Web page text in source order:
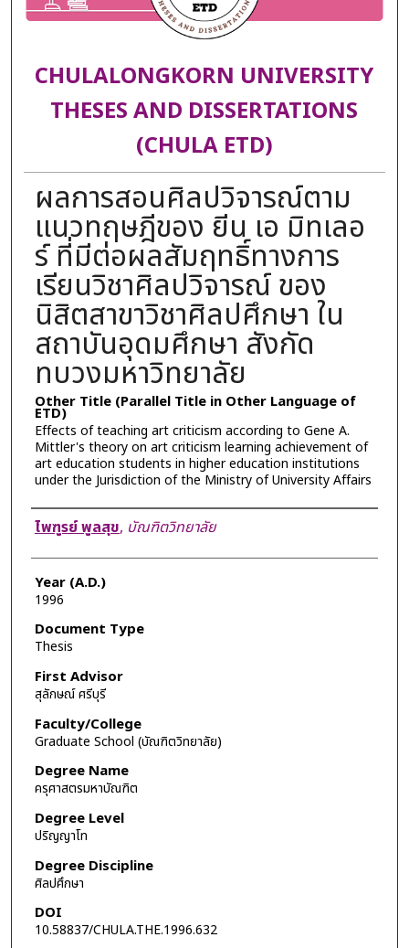
CHULALONGKORN UNIVERSITY
THESES AND DISSERTATIONS
(CHULA ETD)
ผลการสอนศิลปวิจารณ์ตาม
แนวทฤษฎีของ ยีน เอ มิทเลอ
ร์ ที่มีต่อผลสัมฤทธิ์ทางการ
เรียนวิชาศิลปวิจารณ์ ของ
นิสิตสาขาวิชาศิลปศึกษา ใน
สถาบันอุดมศึกษา สังกัด
ทบวงมหาวิทยาลัย
Other Title (Parallel Title in Other Language of
ETD)
Effects of teaching art criticism according to Gene A.
Mittler's theory on art criticism learning achievement of
art education students in higher education institutions
under the Jurisdiction of the Ministry of University Affairs
Author
ไพฑูรย์ พูลสุข, บัณฑิตวิทยาลัย
Year (A.D.)
1996
Document Type
Thesis
First Advisor
สุลักษณ์ ศรีบุรี
Faculty/College
Graduate School (บัณฑิตวิทยาลัย)
Degree Name
ครุศาสตรมหาบัณฑิต
Degree Level
ปริญญาโท
Degree Discipline
ศิลปศึกษา
DOI
10.58837/CHULA.THE.1996.632